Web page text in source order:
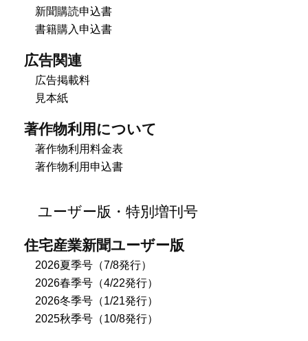
新聞購読申込書
書籍購入申込書
広告関連
広告掲載料
見本紙
著作物利用について
著作物利用料金表
著作物利用申込書
ユーザー版・特別増刊号
住宅産業新聞ユーザー版
2026夏季号（7/8発行）
2026春季号（4/22発行）
2026冬季号（1/21発行）
2025秋季号（10/8発行）